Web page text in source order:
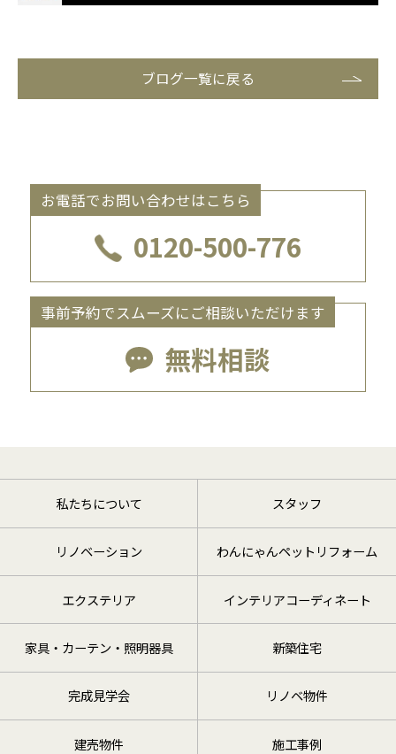
ブログ一覧に戻る
お電話でお問い合わせはこちら
0120-500-776
事前予約でスムーズにご相談いただけます
無料相談
私たちについて スタッフ
リノベーション わんにゃんペットリフォーム
エクステリア インテリアコーディネート
家具・カーテン・照明器具 新築住宅
完成見学会 リノベ物件
建売物件 施工事例